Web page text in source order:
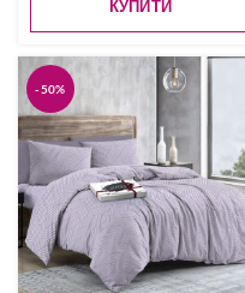
КУПИТИ
-50%